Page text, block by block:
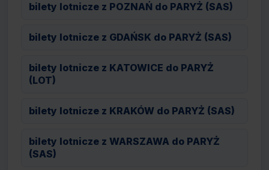
bilety lotnicze z POZNAŃ do PARYŻ (SAS)
bilety lotnicze z GDAŃSK do PARYŻ (SAS)
bilety lotnicze z KATOWICE do PARYŻ
(LOT)
bilety lotnicze z KRAKÓW do PARYŻ (SAS)
bilety lotnicze z WARSZAWA do PARYŻ
(SAS)